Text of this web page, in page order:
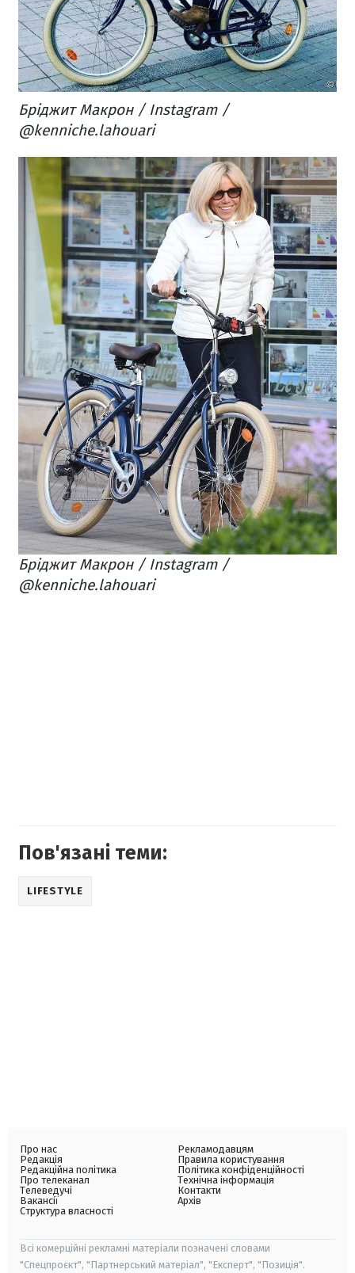
Бріджит Макрон / Instagram /
@kenniche.lahouari
Бріджит Макрон / Instagram /
@kenniche.lahouari
Пов'язані теми:
LIFESTYLE
Про нас
Редакція
Редакційна політика
Про телеканал
Телеведучі
Вакансії
Структура власності
Рекламодавцям
Правила користування
Політика конфіденційності
Технічна інформація
Контакти
Архів
Всі комерційні рекламні матеріали позначені словами
"Спецпроєкт", "Партнерський матеріал", "Експерт", "Позиція".